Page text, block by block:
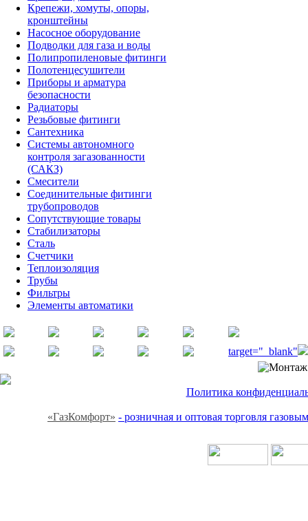
Крепежи, хомуты, опоры,
кронштейны
Насосное оборудование
Подводки для газа и воды
Полипропиленовые фитинги
Полотенцесушители
Приборы и арматура
безопасности
Радиаторы
Резьбовые фитинги
Сантехника
Системы автономного
контроля загазованности
(САКЗ)
Смесители
Соединительные фитинги
трубопроводов
Сопутствующие товары
Стабилизаторы
Сталь
Счетчики
Теплоизоляция
Трубы
Фильтры
Элементы автоматики
target="_blank"
Политика
«ГазКомфорт» - розничная и оптовая торговля